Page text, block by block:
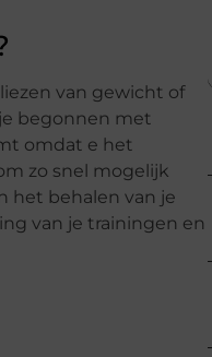
van gewicht of
begonnen met
omdat e het
zo snel mogelijk
het behalen van je
van je trainingen en